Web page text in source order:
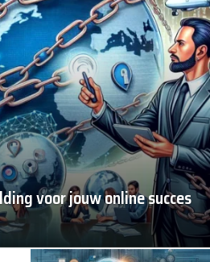
voor jouw online succes